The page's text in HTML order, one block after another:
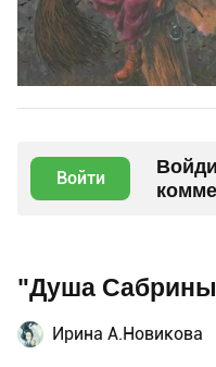
Войти
"Душа
Ирина А.Новикова